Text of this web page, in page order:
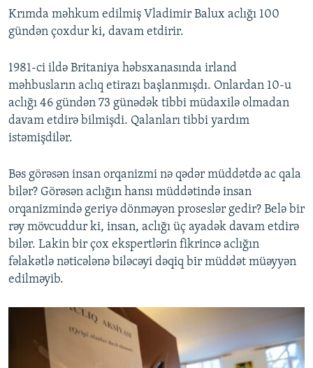
Krımda məhkum edilmiş Vladimir Balux aclığı 100
gündən çoxdur ki, davam etdirir.
1981-ci ildə Britaniya həbsxanasında irland
məhbusların aclıq etirazı başlanmışdı. Onlardan 10-u
aclığı 46 gündən 73 günədək tibbi müdaxilə olmadan
davam etdirə bilmişdi. Qalanları tibbi yardım
istəmişdilər.
Bəs görəsən insan orqanizmi nə qədər müddətdə ac qala
bilər? Görəsən aclığın hansı müddətində insan
orqanizmində geriyə dönməyən proseslər gedir? Belə bir
rəy mövcuddur ki, insan, aclığı üç ayadək davam etdirə
bilər. Lakin bir çox ekspertlərin fikrincə aclığın
fəlakətlə nəticələnə biləcəyi dəqiq bir müddət müəyyən
edilməyib.